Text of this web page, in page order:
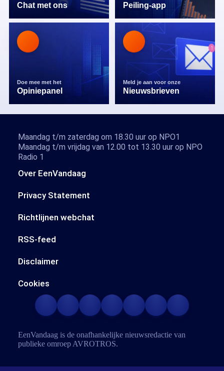
Chat met ons Peiling-app
Doe mee met het
Opiniepanel
Meld je aan voor onze
Nieuwsbrieven
Over EenVandaag
Privacy Statement
Richtlijnen webchat
RSS-feed
Disclaimer
Cookies
Maandag t/m zaterdag om 18.30 uur op NPO1
Maandag t/m vrijdag van 12.00 tot 13.30 uur op NPO
Radio 1
EenVandaag is de onafhankelijke nieuwsredactie van
publieke omroep AVROTROS.